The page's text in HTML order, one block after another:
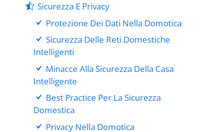
Sicurezza E Privacy
Protezione Dei Dati Nella Domotica
Sicurezza Delle Reti Domestiche
Intelligenti
Minacce Alla Sicurezza Della Casa
Intelligente
Best Practice Per La Sicurezza
Domestica
Privacy Nella Domotica